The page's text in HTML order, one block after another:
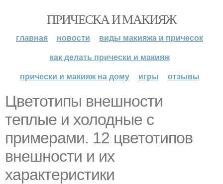
ПРИЧЕСКА И МАКИЯЖ
главная новости
виды макияжа и причесок
как делать прически и макияж
прически и макияж на дому
игры отзывы
Цветотипы внешности
теплые и холодные с
примерами. 12 цветотипов
внешности и их
характеристики